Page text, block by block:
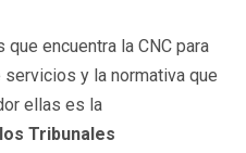
encuentra la CNC para
y la normativa que
ellas es la
Tribunales